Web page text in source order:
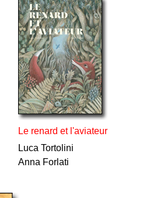
Le renard et l'aviateur
Luca Tortolini
Anna Forlati